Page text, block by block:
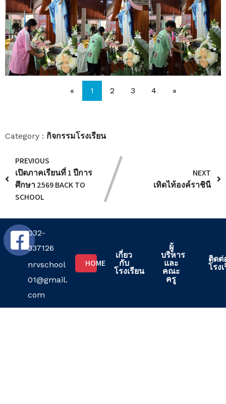
« 1 2 3 4 »
Category : กิจกรรมโรงเรียน
PREVIOUS
เปิดภาคเรียนที่ 1 ปีการ
ศึกษา 2569 BACK TO
SCHOOL
NEXT
เทิดไท้องค์ราชินี
032-
337126
nrvschool
01@gmail.
com
HOME
เกี่ยว
กับ
โรงเรียน
ผู้
บริหาร
และ
คณะ
ครู
ติดต่
โรง